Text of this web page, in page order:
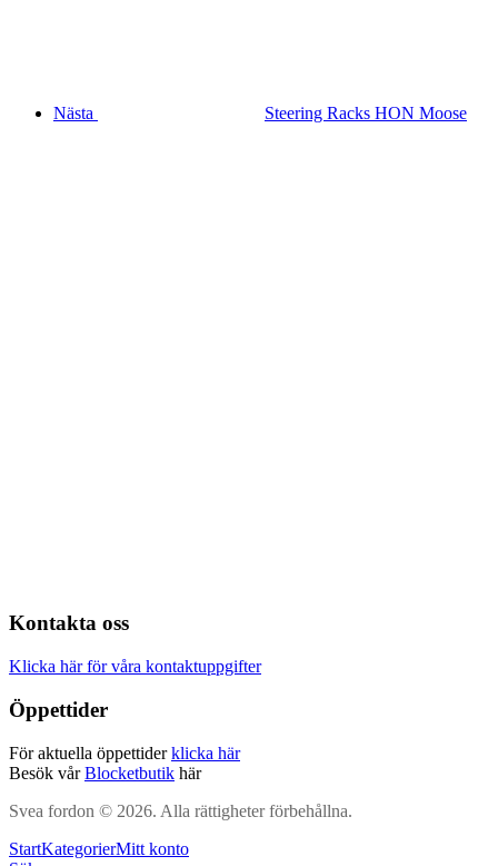
Nästa Steering Racks HON Moose
Kontakta oss
Klicka här för våra kontaktuppgifter
Öppettider
För aktuella öppettiderklicka här
Besök vårBlocketbutik här
Svea fordon © 2026. Alla rättigheter förbehållna.
StartKategorierMitt konto